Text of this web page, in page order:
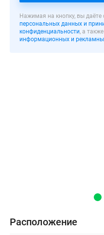
Отделка
фасада
будет
выполнена
рядом
Нажимая на кнопку, вы даёте
персональных данных и
конфиденциальности, а также
информационных и
Расположение